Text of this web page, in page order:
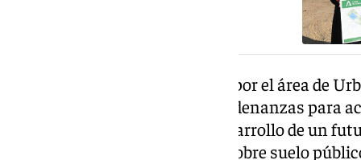
Entre las medidas impulsadas por el área de
la actualización de distintas ordenanzas para
proyectos residenciales y el desarrollo de un
vivienda protegida en alquiler sobre suelo